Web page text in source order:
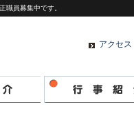
職員募集中です。
アクセス